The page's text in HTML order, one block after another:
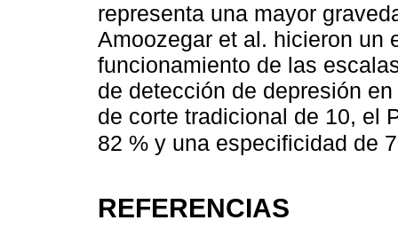
representa una mayor
Amoozegar et al. hicieron un
funcionamiento de las
de detección de depresión
de corte tradicional de 10, el
82 % y una especificidad de
REFERENCIAS